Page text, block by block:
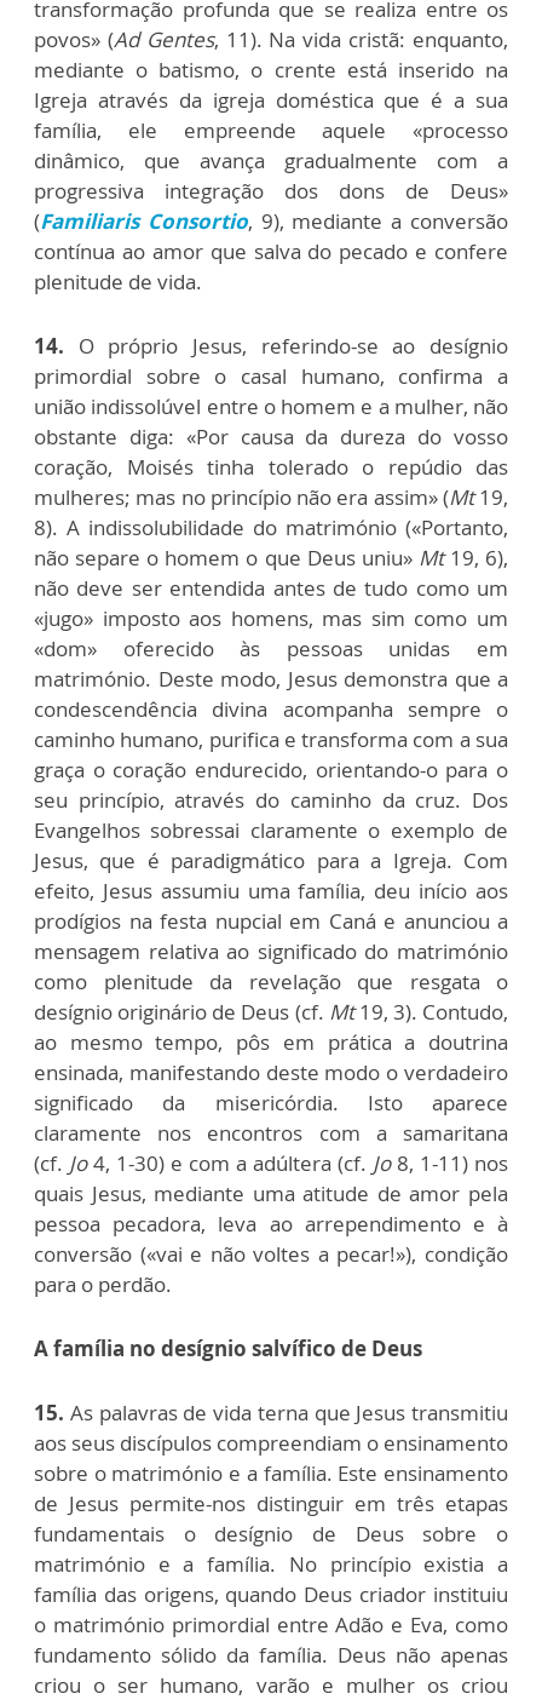
transformação profunda que se realiza entre os
povos» (Ad Gentes, 11). Na vida cristã: enquanto,
mediante o batismo, o crente está inserido na
Igreja através da igreja doméstica que é a sua
família, ele empreende aquele «processo
dinâmico, que avança gradualmente com a
progressiva integração dos dons de Deus»
(Familiaris Consortio, 9), mediante a conversão
contínua ao amor que salva do pecado e confere
plenitude de vida.
14.
O próprio Jesus, referindo-se ao desígnio
primordial sobre o casal humano, confirma a
união indissolúvel entre o homem e a mulher, não
obstante diga: «Por causa da dureza do vosso
coração, Moisés tinha tolerado o repúdio das
mulheres; mas no princípio não era assim» (Mt 19,
8). A indissolubilidade do matrimónio («Portanto,
não separe o homem o que Deus uniu» Mt 19, 6),
não deve ser entendida antes de tudo como um
«jugo» imposto aos homens, mas sim como um
«dom» oferecido às pessoas unidas em
matrimónio. Deste modo, Jesus demonstra que a
condescendência divina acompanha sempre o
caminho humano, purifica e transforma com a sua
graça o coração endurecido, orientando-o para o
seu princípio, através do caminho da cruz. Dos
Evangelhos sobressai claramente o exemplo de
Jesus, que é paradigmático para a Igreja. Com
efeito, Jesus assumiu uma família, deu início aos
prodígios na festa nupcial em Caná e anunciou a
mensagem relativa ao significado do matrimónio
como plenitude da revelação que resgata o
desígnio originário de Deus (cf. Mt 19, 3). Contudo,
ao mesmo tempo, pôs em prática a doutrina
ensinada, manifestando deste modo o verdadeiro
significado da misericórdia. Isto aparece
claramente nos encontros com a samaritana
(cf. Jo 4, 1-30) e com a adúltera (cf. Jo 8, 1-11) nos
quais Jesus, mediante uma atitude de amor pela
pessoa pecadora, leva ao arrependimento e à
conversão («vai e não voltes a pecar!»), condição
para o perdão.
A família no desígnio salvífico de Deus
15. As palavras de vida terna que Jesus transmitiu
aos seus discípulos compreendiam o ensinamento
sobre o matrimónio e a família. Este ensinamento
de Jesus permite-nos distinguir em três etapas
fundamentais o desígnio de Deus sobre o
matrimónio e a família. No princípio existia a
família das origens, quando Deus criador instituiu
o matrimónio primordial entre Adão e Eva, como
fundamento sólido da família. Deus não apenas
criou o ser humano, varão e mulher os criou